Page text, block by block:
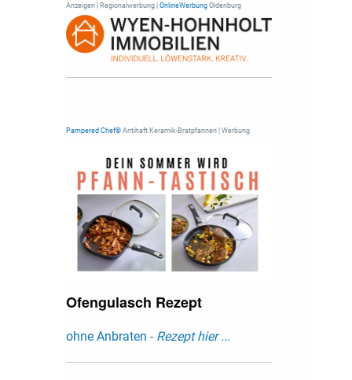
Anzeigen | Regionalwerbung | OnlineWerbungOldenburg
Pampered Chef®Antihaft Keramik-Bratpfannen | Werbung
Ofengulasch Rezept
ohne Anbraten - Rezept hier ...